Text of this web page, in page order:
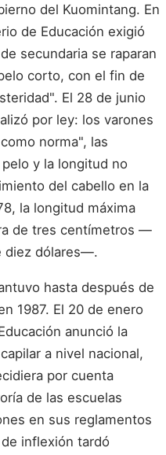
del Kuomintang. En
de Educación exigió
secundaria se raparan
corto, con el fin de
El 28 de junio
por ley: los varones
norma", las
y la longitud no
del cabello en la
la longitud máxima
de tres centímetros —
diez dólares—.
hasta después de
1987. El 20 de enero
anunció la
a nivel nacional,
por cuenta
de las escuelas
en sus reglamentos
inflexión tardó